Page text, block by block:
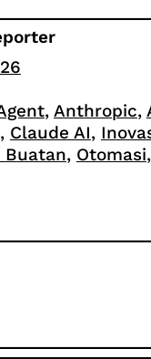
, Anthropic,
, Claude AI,
Buatan, Otomasi,